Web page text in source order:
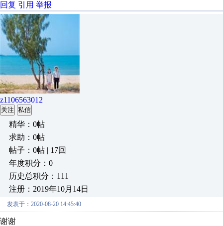
回复 引用 举报
z1106563012
关注 私信
精华：0帖
求助：0帖
帖子：0帖 | 17回
年度积分：0
历史总积分：111
注册：2019年10月14日
发表于：2020-08-20 14:45:40
谢谢